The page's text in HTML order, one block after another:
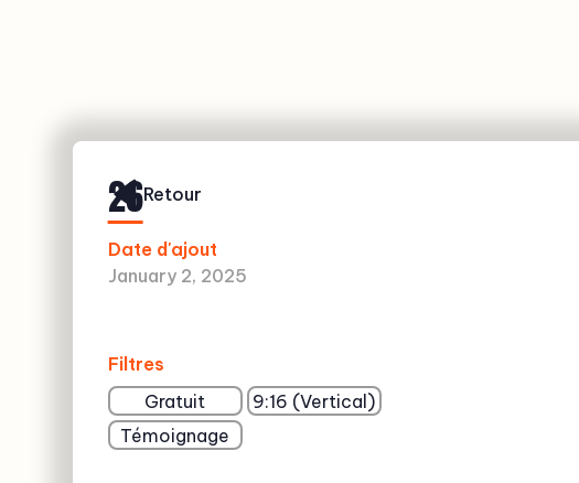
26
Date d'ajout
January 2, 2025
Filtres
Gratuit
9:16 (Vertical)
Témoignage
Retour